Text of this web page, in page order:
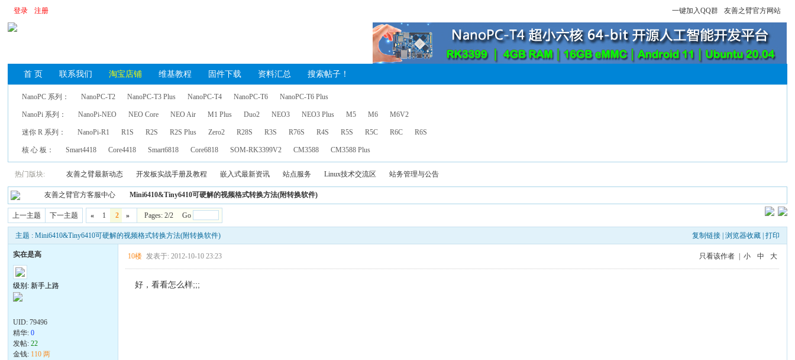
登录 注册 一键加入QQ群 友善之臂官方网站
首 页 联系我们 淘宝店铺 维基教程 固件下载 资料汇总 搜索帖子！
NanoPC 系列： NanoPC-T2 NanoPC-T3 Plus NanoPC-T4 NanoPC-T6 NanoPC-T6 Plus
NanoPi 系列： NanoPi-NEO NEO Core NEO Air M1 Plus Duo2 NEO3 NEO3 Plus M5 M6 M6V2
迷你 R 系列： NanoPi-R1 R1S R2S R2S Plus Zero2 R28S R3S R76S R4S R5S R5C R6C R6S
核 心 板： Smart4418 Core4418 Smart6818 Core6818 SOM-RK3399V2 CM3588 CM3588 Plus
热门版块: 友善之臂最新动态 开发板实战手册及教程 嵌入式最新资讯 站点服务 Linux技术交流区 站务管理与公告
友善之臂官方客服中心 Mini6410&Tiny6410可硬解的视频格式转换方法(附转换软件)
上一主题 下一主题 « 1 2 » Pages: 2/2 Go
主题 : Mini6410&Tiny6410可硬解的视频格式转换方法(附转换软件) 复制链接| 浏览器收藏| 打印
实在是高
级别: 新手上路
UID:79496
精华:0
发帖:22
金钱: 110 两
10楼 发表于: 2012-10-10 23:23 只看该作者 小 中 大
好，看看怎么样;;;